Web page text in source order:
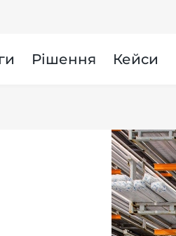
Рішення Кейси